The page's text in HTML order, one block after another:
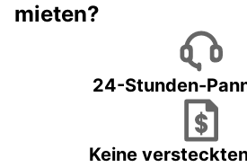
mieten?
24-Stunden-
Keine